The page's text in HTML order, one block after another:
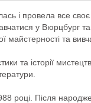
і провела все своє
у Вюрцбург
майстерності та
та історії
році. Після